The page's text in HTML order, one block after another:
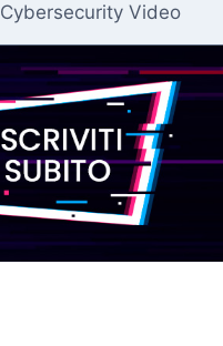
Cybersecurity Video